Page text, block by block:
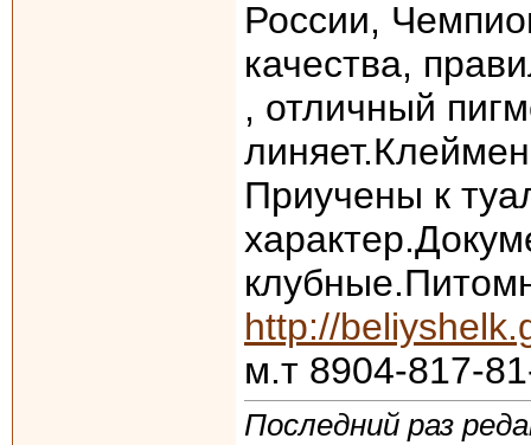
России,
качества,
, отличный
Приучены к
http://
м.т 8904-817-
Последний раз